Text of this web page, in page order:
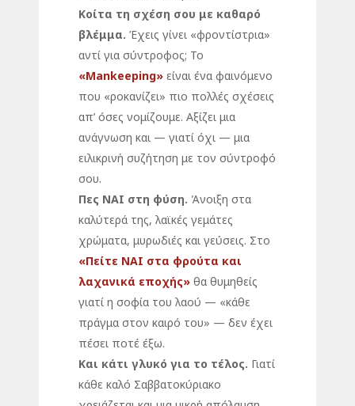
Κοίτα τη σχέση σου με καθαρό
βλέμμα. Έχεις γίνει «φροντίστρια»
αντί για σύντροφος; Το
«Mankeeping» είναι ένα φαινόμενο
που «ροκανίζει» πιο πολλές σχέσεις
απ’ όσες νομίζουμε. Αξίζει μια
ανάγνωση και — γιατί όχι — μια
ειλικρινή συζήτηση με τον σύντροφό
σου.
Πες ΝΑΙ στη φύση. Άνοιξη στα
καλύτερά της, λαϊκές γεμάτες
χρώματα, μυρωδιές και γεύσεις. Στο
«Πείτε ΝΑΙ στα φρούτα και
λαχανικά εποχής» θα θυμηθείς
γιατί η σοφία του λαού — «κάθε
πράγμα στον καιρό του» — δεν έχει
πέσει ποτέ έξω.
Και κάτι γλυκό για το τέλος. Γιατί
κάθε καλό Σαββατοκύριακο